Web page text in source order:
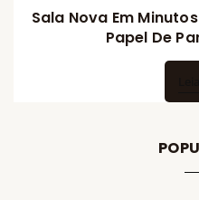
Sala Nova Em
Papel De